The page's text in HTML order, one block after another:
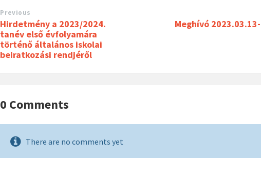
Previous
Hirdetmény a 2023/2024.
tanév első évfolyamára
történő általános iskolai
beiratkozási rendjéről
Meghívó
0 Comments
There are no comments yet